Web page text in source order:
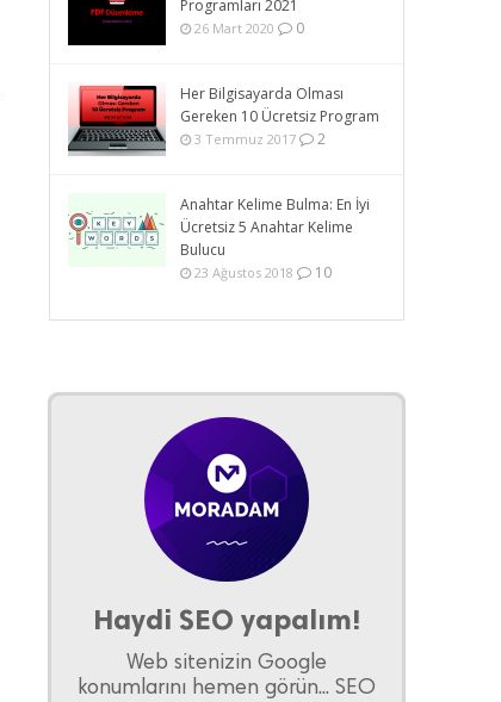
Programları 2021
26 Mart 2020 0
Her Bilgisayarda Olması
Gereken 10 Ücretsiz Program
3 Temmuz 2017 2
Anahtar Kelime Bulma: En İyi
Ücretsiz 5 Anahtar Kelime
Bulucu
23 Ağustos 2018 10
Haydi SEO yapalım!
Web sitenizin Google
konumlarını hemen görün... SEO